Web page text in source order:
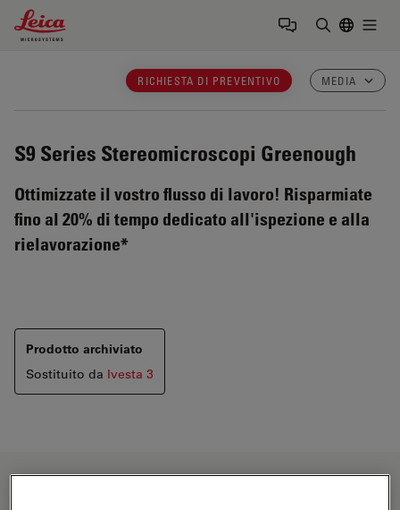
Leica Microsystems Logo
RICHIESTA DI PREVENTIVO MEDIA
S9 Series Stereomicroscopi Greenough
Ottimizzate il vostro flusso di lavoro! Risparmiate
fino al 20% di tempo dedicato all'ispezione e alla
rielavorazione*
Prodotto archiviato
Sostituito da Ivesta 3